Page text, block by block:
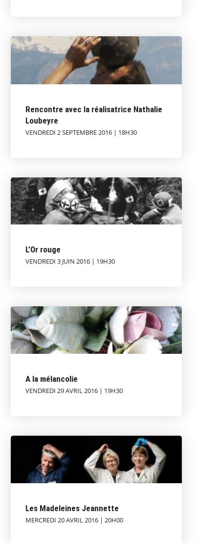
Rencontre avec la réalisatrice Nathalie
Loubeyre
VENDREDI 2 SEPTEMBRE 2016 | 18H30
L’Or rouge
VENDREDI 3 JUIN 2016 | 19H30
A la mélancolie
VENDREDI 29 AVRIL 2016 | 19H30
Les Madeleines Jeannette
MERCREDI 20 AVRIL 2016 | 20H00